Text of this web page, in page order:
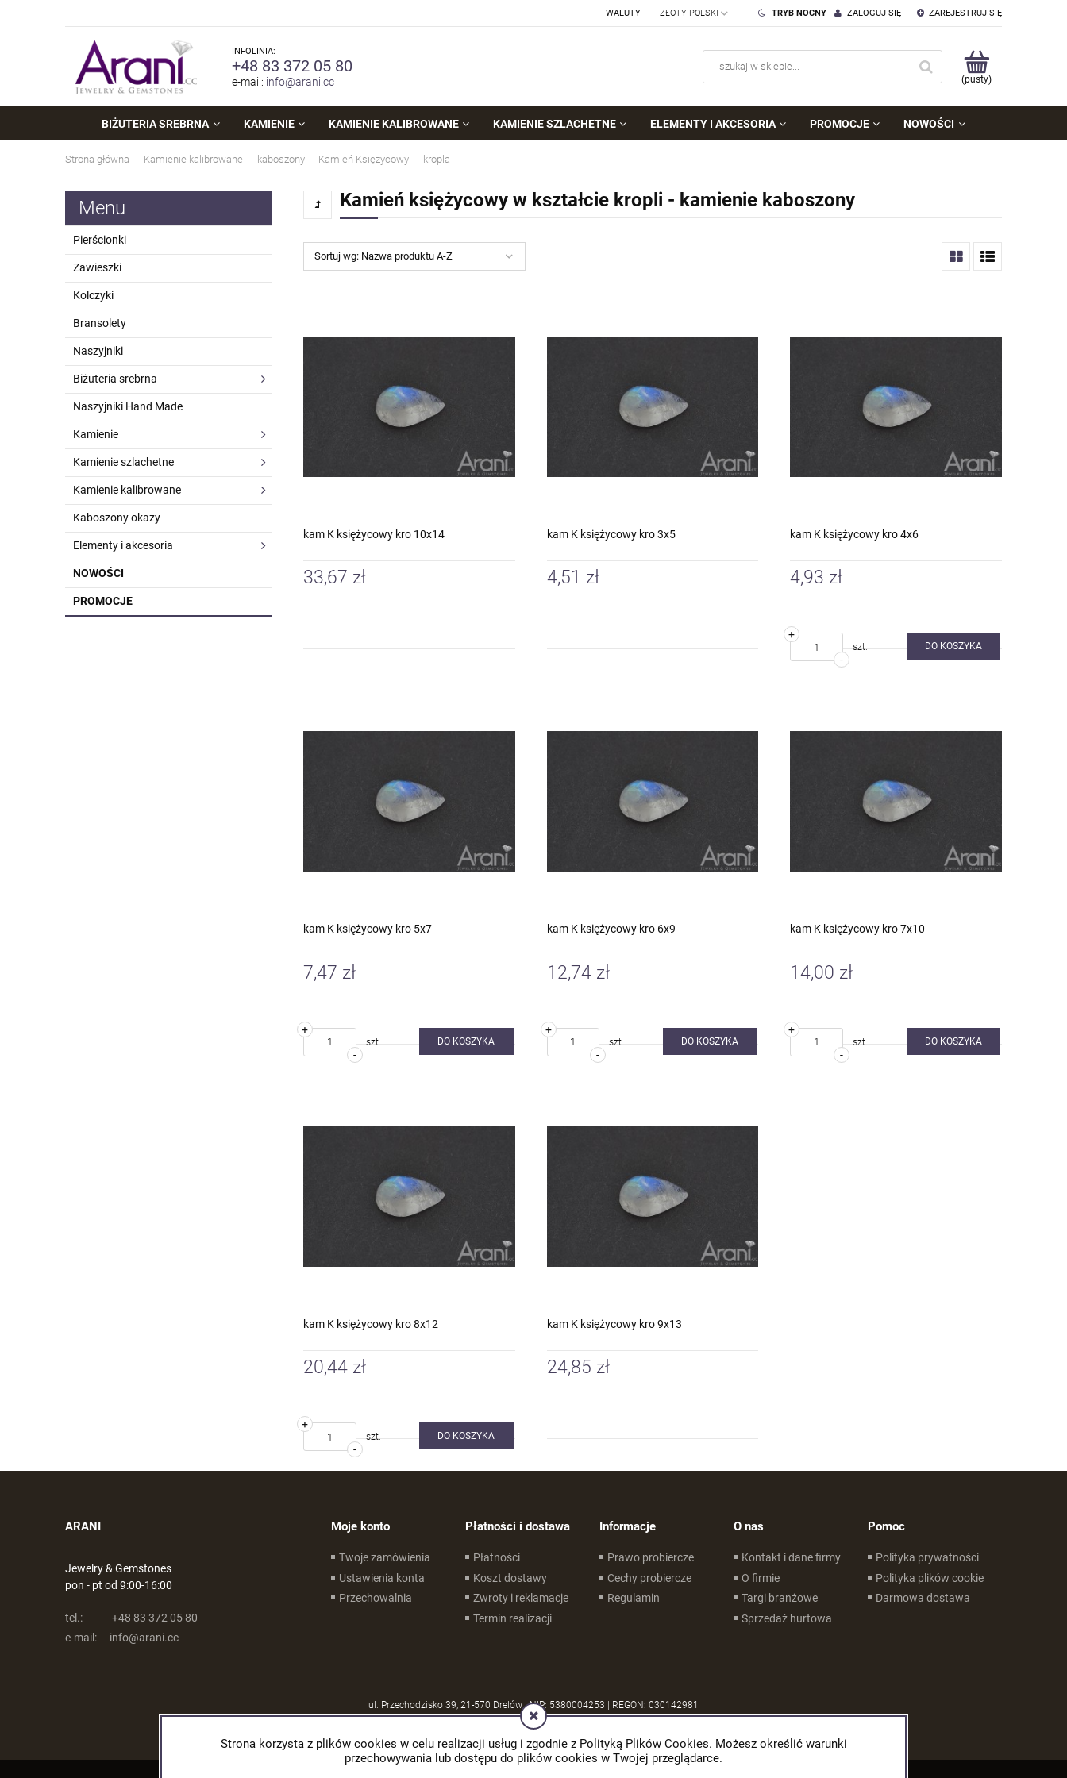
Strona korzysta z plików cookies w celu realizacji usług i zgodnie z Polityką Plików Cookies. Możesz określić warunki
przechowywania lub dostępu do plików cookies w Twojej przeglądarce.
ZAREJESTRUJ SIĘ
ZALOGUJ SIĘ
TRYB NOCNY
WALUTY
INFOLINIA:
+48 83 372 05 80
e-mail: info@arani.cc (pusty)
BIŻUTERIA SREBRNA KAMIENIE KAMIENIE KALIBROWANE KAMIENIE SZLACHETNE ELEMENTY I AKCESORIA PROMOCJE NOWOŚCI
Strona główna Kamienie kalibrowane kaboszony Kamień Księżycowy kropla
Menu
Pierścionki
Zawieszki
Kolczyki
Bransolety
Naszyjniki
Biżuteria srebrna
Naszyjniki Hand Made
Kamienie
Kamienie szlachetne
Kamienie kalibrowane
Kaboszony okazy
Elementy i akcesoria
NOWOŚCI
PROMOCJE
Kamień księżycowy w kształcie kropli - kamienie kaboszony
Sortuj wg: Nazwa produktu A-Z
kam K księżycowy kro 10x14
33,67 zł
kam K księżycowy kro 3x5
4,51 zł
kam K księżycowy kro 4x6
4,93 zł
-
+
szt. DO KOSZYKA
kam K księżycowy kro 5x7
7,47 zł
-
+
szt. DO KOSZYKA
kam K księżycowy kro 6x9
12,74 zł
-
+
szt. DO KOSZYKA
kam K księżycowy kro 7x10
14,00 zł
-
+
szt. DO KOSZYKA
kam K księżycowy kro 8x12
20,44 zł
-
+
szt. DO KOSZYKA
kam K księżycowy kro 9x13
24,85 zł
ARANI
Jewelry & Gemstones
pon - pt od 9:00-16:00
tel.:
+48 83 372 05 80
e-mail:
info@arani.cc
Moje konto
Twoje zamówienia
Ustawienia konta
Przechowalnia
Płatności i dostawa
Płatności
Koszt dostawy
Zwroty i reklamacje
Termin realizacji
Informacje
Prawo probiercze
Cechy probiercze
Regulamin
O nas
Kontakt i dane firmy
O firmie
Targi branżowe
Sprzedaż hurtowa
Pomoc
Polityka prywatności
Polityka plików cookie
Darmowa dostawa
ul. Przechodzisko 39, 21-570 Drelów | NIP: 5380004253 | REGON: 030142981